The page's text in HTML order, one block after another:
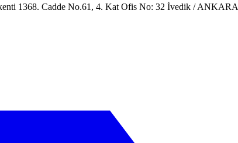
1368. Cadde No.61, 4. Kat Ofis No: 32 İvedik / ANKARA